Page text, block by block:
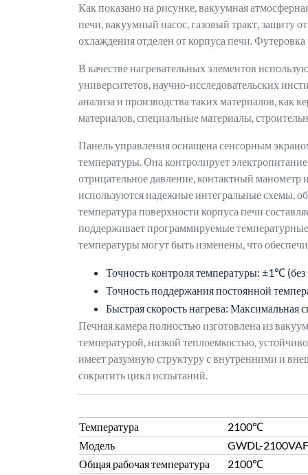
Как показано на рисунке, вакуумная
печи, вакуумный насос, газовый тракт, защиту
охлаждения отделен от корпуса печи.
В качестве нагревательных элементов
университетов, научно-исследовательских
анализа и производства таких материалов, как
материалов, специальные материалы,
Панель управления оснащена сенсорным
температуры. Она контролирует
отрицательное давление, контактный манометр
используются надежные интегральные схемы,
температура поверхности корпуса печи
поддерживает программируемые
температуры могут быть изменены, что
Точность контроля температуры: ±1℃ (без
Точность поддержания постоянной
Быстрая скорость нагрева:
Печная камера полностью изготовлена из
температурой, низкой теплоемкостью,
имеет разумную структуру с внутренними и
сократить цикл испытаний.
Температура
2100℃
Модель
GWDL-2100VAF
Общая рабочая температура
2100℃